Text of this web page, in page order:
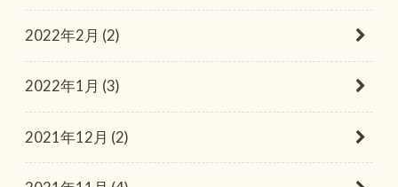
2022年2月 (2)
2022年1月 (3)
2021年12月 (2)